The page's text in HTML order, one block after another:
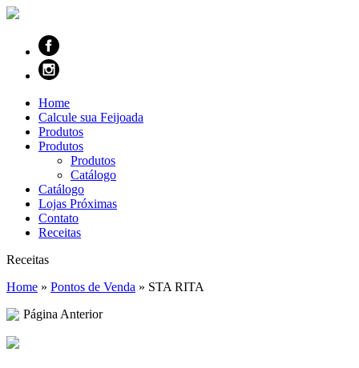
Home
Calcule sua Feijoada
Produtos
Produtos
Produtos
Catálogo
Catálogo
Lojas Próximas
Contato
Receitas
Receitas
Home » Pontos de Venda » STA RITA
Página Anterior